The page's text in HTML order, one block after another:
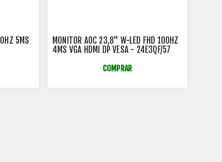
5MS
MONITOR AOC 23,8" W-LED FHD 100HZ
4MS VGA HDMI DP VESA - 24E3QF/57
COMPRAR